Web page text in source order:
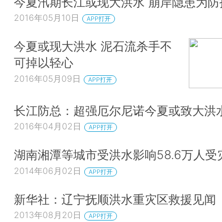
2016年05月10日 APP打开
今夏或现大洪水 泥石流杀手不
可掉以轻心
2016年05月09日 APP打开
长江防总：超强厄尔尼诺今夏或致大洪
2016年04月02日 APP打开
湖南湘潭等城市受洪水影响58.6万人受
2014年06月02日 APP打开
新华社：辽宁抚顺洪水重灾区救援见闻
2013年08月20日 APP打开